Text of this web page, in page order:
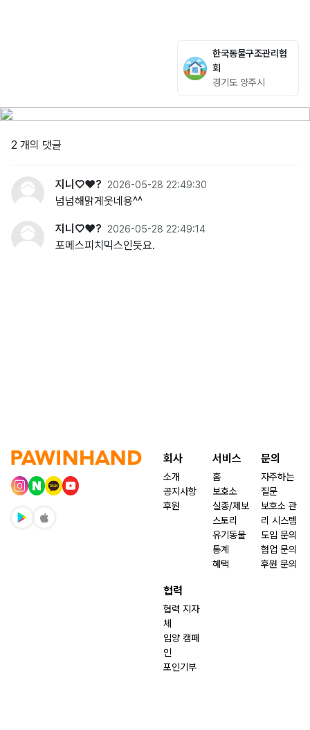
한국동물구조관리협
회
경기도 양주시
2 개의 댓글
지니♡❤? 2026-05-28 22:49:30
넘넘해맑게웃네용^^
지니♡❤? 2026-05-28 22:49:14
포메스피치믹스인듯요.
회사
소개
공지사항
후원
서비스
홈
보호소
실종/제보
스토리
유기동물
통계
혜택
문의
자주하는
질문
보호소 관
리 시스템
도입 문의
협업 문의
후원 문의
협력
협력 지자
체
입양 캠페
인
포인기부